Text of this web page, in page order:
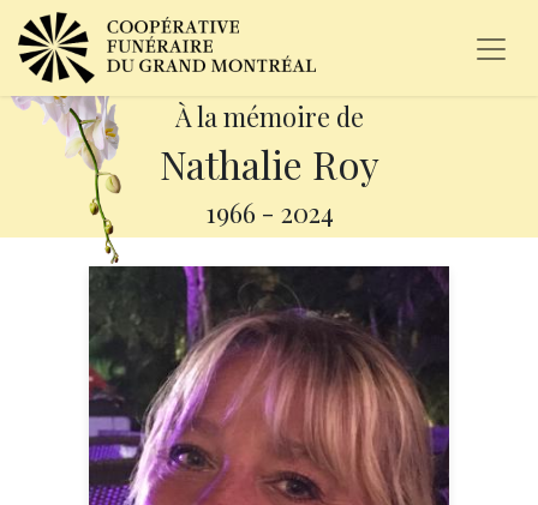
À la mémoire de
Nathalie Roy
1966 - 2024